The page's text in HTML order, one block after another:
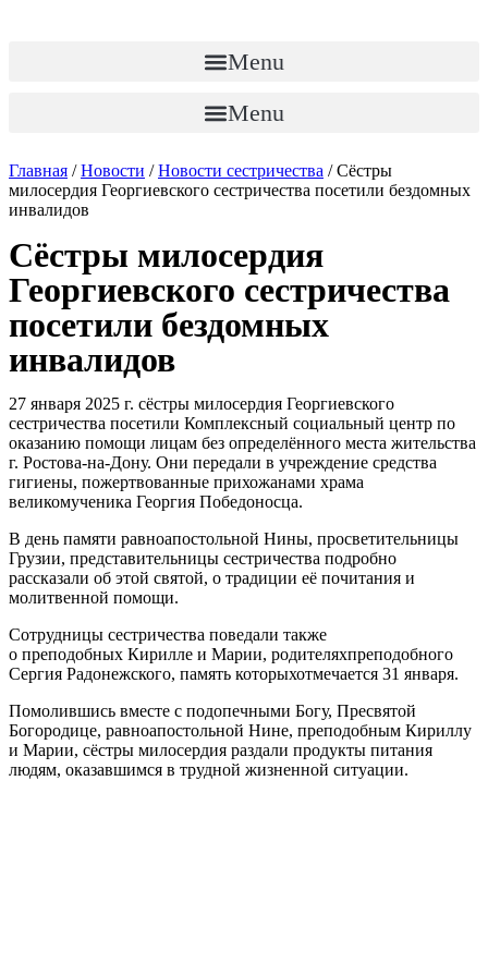
Menu
Menu
Главная /Новости /Новости сестричества /Сёстры
милосердия Георгиевского сестричества посетили бездомных
инвалидов
Сёстры милосердия
Георгиевского сестричества
посетили бездомных
инвалидов
27 января 2025 г. сёстры милосердия Георгиевского
сестричества посетили Комплексный социальный центр по
оказанию помощи лицам без определённого места жительства
г. Ростова-на-Дону. Они передали в учреждение средства
гигиены, пожертвованные прихожанами храма
великомученика Георгия Победоносца.
В день памяти равноапостольной Нины, просветительницы
Грузии, представительницы сестричества подробно
рассказали об этой святой, о традиции её почитания и
молитвенной помощи.
Сотрудницы сестричества поведали также
о преподобных Кирилле и Марии, родителяхпреподобного
Сергия Радонежского, память которыхотмечается 31 января.
Помолившись вместе с подопечными Богу, Пресвятой
Богородице, равноапостольной Нине, преподобным Кириллу
и Марии, сёстры милосердия раздали продукты питания
людям, оказавшимся в трудной жизненной ситуации.